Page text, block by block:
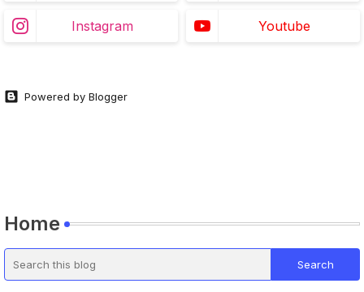
Instagram Youtube
Powered by Blogger
Home